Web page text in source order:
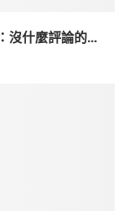
沒什麼評論的...